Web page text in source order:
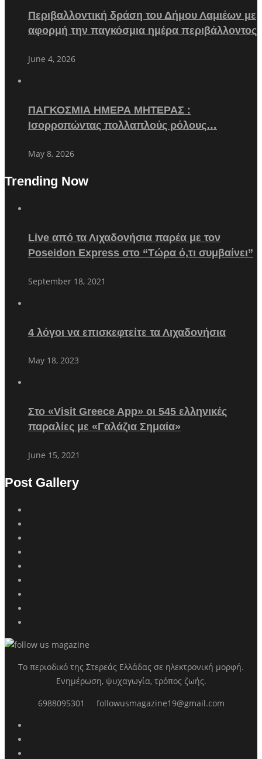
Περιβαλλοντική δράση του Δήμου Λαμιέων με
αφορμή την παγκόσμια ημέρα περιβάλλοντος
June 4, 2026
ΠΑΓΚΟΣΜΙΑ ΗΜΕΡΑ ΜΗΤΕΡΑΣ :
Ισορροπώντας πολλαπλούς ρόλους…
May 8, 2026
Trending Now
Live από τα Λιχαδονήσια παρέα με τον
Poseidon Express στο “Τώρα ό,τι συμβαίνει”
September 18, 2021
4 λόγοι να επισκεφτείτε τα Λιχαδονήσια
May 18, 2023
Στο «Visit Greece App» οι 545 ελληνικές
παραλίες με «Γαλάζια Σημαία»
June 15, 2021
Post Gallery
Το περιοδικό της Στερεάς Ελλάδας σε ηλεκτρονική μορφή.
Ενημέρωση, ψυχαγωγία, τρόπος ζωής.
6988095301 followusmagazine19@gmail.com